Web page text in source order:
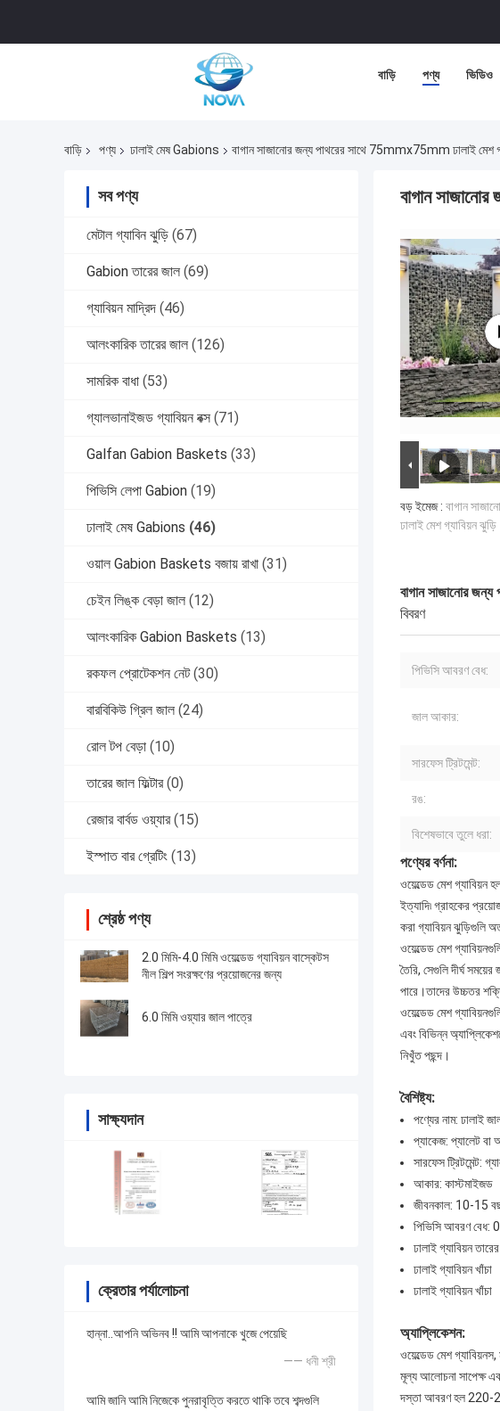
বাড়ি পণ্য ভিডিও
বাড়ি পণ্য ঢালাই মেষ Gabions বাগান সাজানোর জন্য পাথরের সাথে 75mmx75mm ঢালাই মেশ
সব পণ্য
মেটাল গ্যাবিন ঝুড়ি (67)
Gabion তারের জাল (69)
গ্যাবিয়ন মাদ্রিদ (46)
আলংকারিক তারের জাল (126)
সামরিক বাধা (53)
গ্যালভানাইজড গ্যাবিয়ন বক্স (71)
Galfan Gabion Baskets (33)
পিভিসি লেপা Gabion (19)
ঢালাই মেষ Gabions (46)
ওয়াল Gabion Baskets বজায় রাখা (31)
চেইন লিঙ্ক বেড়া জাল (12)
আলংকারিক Gabion Baskets (13)
রকফল প্রোটেকশন নেট (30)
বারবিকিউ গ্রিল জাল (24)
রোল টপ বেড়া (10)
তারের জাল ফিল্টার (0)
রেজার বার্বড ওয়্যার (15)
ইস্পাত বার গ্রেটিং (13)
শ্রেষ্ঠ পণ্য
2.0 মিমি-4.0 মিমি ওয়েল্ডেড গ্যাবিয়ন বাস্কেটস
নীল শিল্প সংরক্ষণের প্রয়োজনের জন্য
6.0 মিমি ওয়্যার জাল পাত্রে
সাক্ষ্যদান
ক্রেতার পর্যালোচনা
হান্না..আপনি অভিনব !! আমি আপনাকে খুজে পেয়েছি
—— ধনী শ্রী
আমি জানি আমি নিজেকে পুনরাবৃত্তি করতে থাকি তবে শব্দগুলি
বাগান
বড় ইমেজ : বাগান
ঢালাই মেশ গ্যাবিয়ন ঝুড়ি
বাগান সাজানোর
বিবরণ
পিভিসি আবরণ বেধ:
জাল আকার:
সারফেস ট্রিটমেন্ট:
রঙ:
বিশেষভাবে তুলে ধরা:
পণ্যের বর্ণনা:
ওয়েল্ডেড মেশ
ইত্যাদি৷ গ্রাহকের
করা গ্যাবিয়ন ঝুড়িগুলি
ওয়েল্ডেড মেশ
তৈরি, সেগুলি দীর্ঘ
পারে।তাদের উচ্চতর
ওয়েল্ডেড মেশ
এবং বিভিন্ন
নিখুঁত পছন্দ।
বৈশিষ্ট্য:
পণ্যের নাম: ঢালাই
প্যাকেজ: প্যালেট বা
সারফেস ট্রিটমেন্ট:
আকার: কাস্টমাইজড
জীবনকাল: 10-15
পিভিসি আবরণ বেধ:
ঢালাই গ্যাবিয়ন
ঢালাই গ্যাবিয়ন খাঁচা
ঢালাই গ্যাবিয়ন খাঁচা
অ্যাপ্লিকেশন:
ওয়েল্ডেড মেশ
মূল্য আলোচনা সাপেক্ষ
দস্তা আবরণ হল